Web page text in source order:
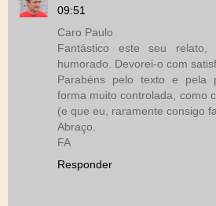
09:51
Caro Paulo
Fantástico este seu
humorado. Devorei-o com
Parabéns pelo texto e pela
forma muito controlada, como
(e que eu, raramente consigo
Abraço.
FA
Responder